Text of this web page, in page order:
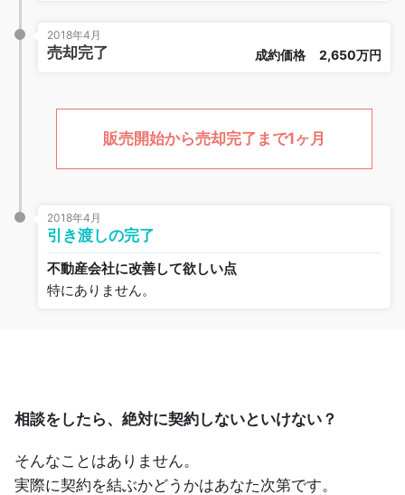
2018年4月
売却完了 成約価格 2,650万円
販売開始から売却完了まで1ヶ月
2018年4月
引き渡しの完了
不動産会社に改善して欲しい点
特にありません。
相談をしたら、絶対に契約しないといけない？
そんなことはありません。
実際に契約を結ぶかどうかはあなた次第です。